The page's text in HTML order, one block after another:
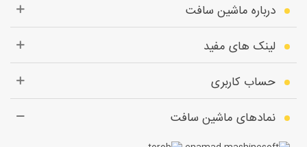
درباره ماشین سافت
لینک های مفید
حساب کاربری
نمادهای ماشین سافت